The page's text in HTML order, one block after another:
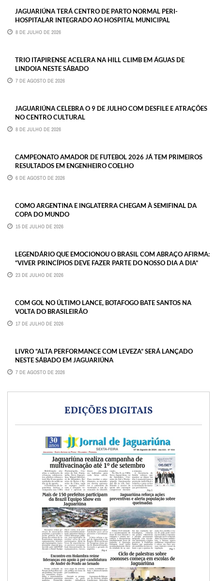
JAGUARIÚNA TERÁ CENTRO DE PARTO NORMAL PERI-
HOSPITALAR INTEGRADO AO HOSPITAL MUNICIPAL
8 DE JULHO DE 2026
TRIO ITAPIRENSE ACELERA NA HILL CLIMB EM ÁGUAS DE
LINDOIA NESTE SÁBADO
7 DE AGOSTO DE 2026
JAGUARIÚNA CELEBRA O 9 DE JULHO COM DESFILE E ATRAÇÕES
NO CENTRO CULTURAL
8 DE JULHO DE 2026
CAMPEONATO AMADOR DE FUTEBOL 2026 JÁ TEM PRIMEIROS
RESULTADOS EM ENGENHEIRO COELHO
6 DE AGOSTO DE 2026
COMO ARGENTINA E INGLATERRA CHEGAM À SEMIFINAL DA
COPA DO MUNDO
15 DE JULHO DE 2026
LEGENDÁRIO QUE EMOCIONOU O BRASIL COM ABRAÇO AFIRMA:
“VIVER PRINCÍPIOS DEVE FAZER PARTE DO NOSSO DIA A DIA”
23 DE JULHO DE 2026
COM GOL NO ÚLTIMO LANCE, BOTAFOGO BATE SANTOS NA
VOLTA DO BRASILEIRÃO
17 DE JULHO DE 2026
LIVRO “ALTA PERFORMANCE COM LEVEZA” SERÁ LANÇADO
NESTE SÁBADO EM JAGUARIÚNA
7 DE AGOSTO DE 2026
EDIÇÕES DIGITAIS